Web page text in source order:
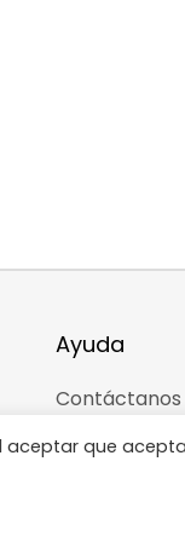
Ayuda
Contáctanos
¡Se parte de
Estatus de la
aceptar que